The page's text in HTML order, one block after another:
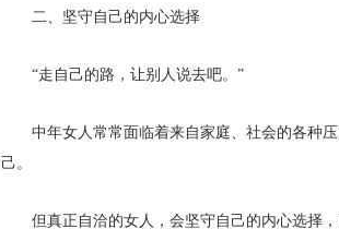
二、坚守自己的内心选择
“走自己的路，让别人说去吧。”
中年女人常常面临着来自家庭、社会的各种
己。
但真正自洽的女人，会坚守自己的内心选择，